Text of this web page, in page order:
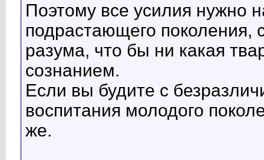
Поэтому все усилия нужно
подрастающего поколения,
разума, что бы ни какая
сознанием.
Если вы будите с
воспитания молодого
же.